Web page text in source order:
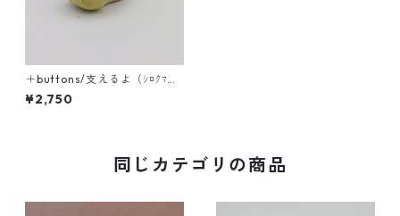
＋buttons/支えるよ（ｼﾛｸﾏと
月）
¥2,750
同じカテゴリの商品